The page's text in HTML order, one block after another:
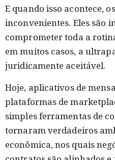
E quando isso acontece,
inconvenientes. Eles são
comprometer toda a
em muitos casos, a
juridicamente aceitável.
Hoje, aplicativos de
plataformas de
simples ferramentas de
tornaram verdadeiros
econômica, nos quais